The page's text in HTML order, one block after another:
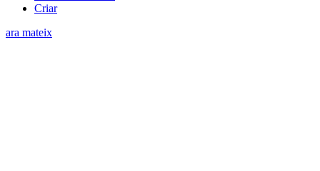
Criar
ara mateix